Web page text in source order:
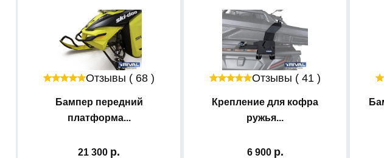
Отзывы ( 68 )
Бампер передний
платформа...
21 300
Отзывы ( 41 )
Крепление для кофра
ружья...
6 900